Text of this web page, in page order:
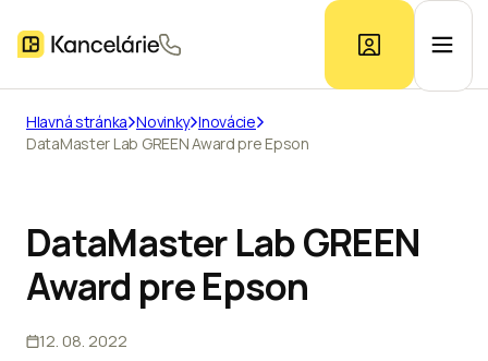
Ponuka kancelárií
Prieskum trhu
Kontakt
Hlavná stránka Novinky Inovácie
DataMaster Lab GREEN Award pre Epson
DataMaster Lab GREEN
Award pre Epson
12. 08. 2022